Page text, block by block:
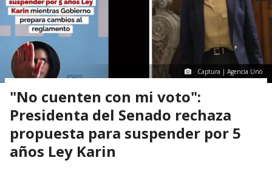
Captura | Agencia Uno
"No cuenten con mi voto":
Presidenta del Senado rechaza
propuesta para suspender por 5
años Ley Karin